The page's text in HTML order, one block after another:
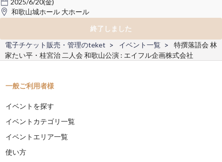
和歌山城ホール 大ホール
終了しました
電子チケット販売・管理のteket
イベント一覧
特撰落語会 林
家たい平・桂宮治 二人会 和歌山公演 : エイフル企画株式会社
一般ご利用者様
イベントを探す
イベントカテゴリ一覧
イベントエリア一覧
使い方